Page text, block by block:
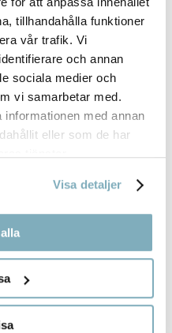
tillhandahålla funktioner
vår trafik. Vi
och annan
sociala medier och
vi samarbetar med.
med annan
eller som de har
Visa detaljer